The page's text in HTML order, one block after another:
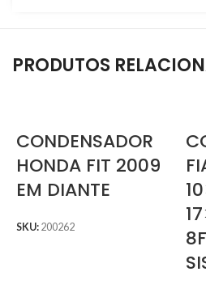
PRODUTOS
CONDENSADOR
HONDA FIT 2009
EM DIANTE
SKU: 200262